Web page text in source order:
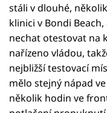
stáli v dlouhé,
klinici v Bondi
nechat otestovat na
nařízeno vládou,
nejbližší testovací
mělo stejný nápad
několik hodin ve